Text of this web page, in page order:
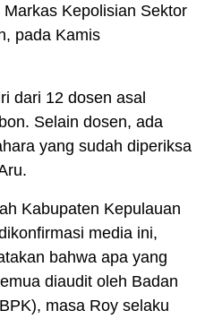
Kepolisian Sektor
pada Kamis
dari 12 dosen asal
Selain dosen, ada
yang sudah diperiksa
Kabupaten Kepulauan
media ini,
bahwa apa yang
diaudit oleh Badan
masa Roy selaku